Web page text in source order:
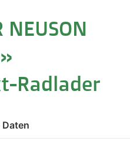
NEUSON
Radlader